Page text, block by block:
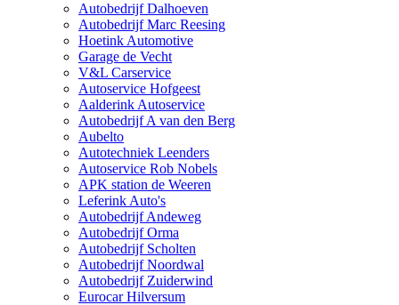
Autobedrijf Dalhoeven
Autobedrijf Marc Reesing
Hoetink Automotive
Garage de Vecht
V&L Carservice
Autoservice Hofgeest
Aalderink Autoservice
Autobedrijf A van den Berg
Aubelto
Autotechniek Leenders
Autoservice Rob Nobels
APK station de Weeren
Leferink Auto's
Autobedrijf Andeweg
Autobedrijf Orma
Autobedrijf Scholten
Autobedrijf Noordwal
Autobedrijf Zuiderwind
Eurocar Hilversum